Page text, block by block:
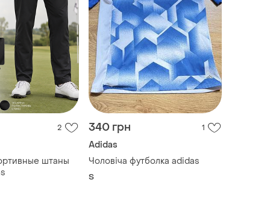
2
штаны
340 грн 1
Adidas
Чоловіча футболка adidas
S